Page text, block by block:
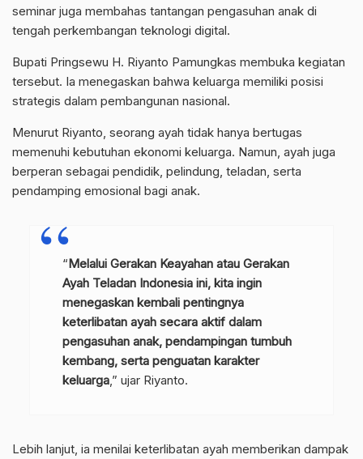
seminar juga membahas tantangan pengasuhan anak di
tengah perkembangan teknologi digital.
Bupati Pringsewu H. Riyanto Pamungkas membuka kegiatan
tersebut. Ia menegaskan bahwa keluarga memiliki posisi
strategis dalam pembangunan nasional.
Menurut Riyanto, seorang ayah tidak hanya bertugas
memenuhi kebutuhan ekonomi keluarga. Namun, ayah juga
berperan sebagai pendidik, pelindung, teladan, serta
pendamping emosional bagi anak.
“Melalui Gerakan Keayahan atau Gerakan
Ayah Teladan Indonesia ini, kita ingin
menegaskan kembali pentingnya
keterlibatan ayah secara aktif dalam
pengasuhan anak, pendampingan tumbuh
kembang, serta penguatan karakter
keluarga,” ujar Riyanto.
Lebih lanjut, ia menilai keterlibatan ayah memberikan dampak